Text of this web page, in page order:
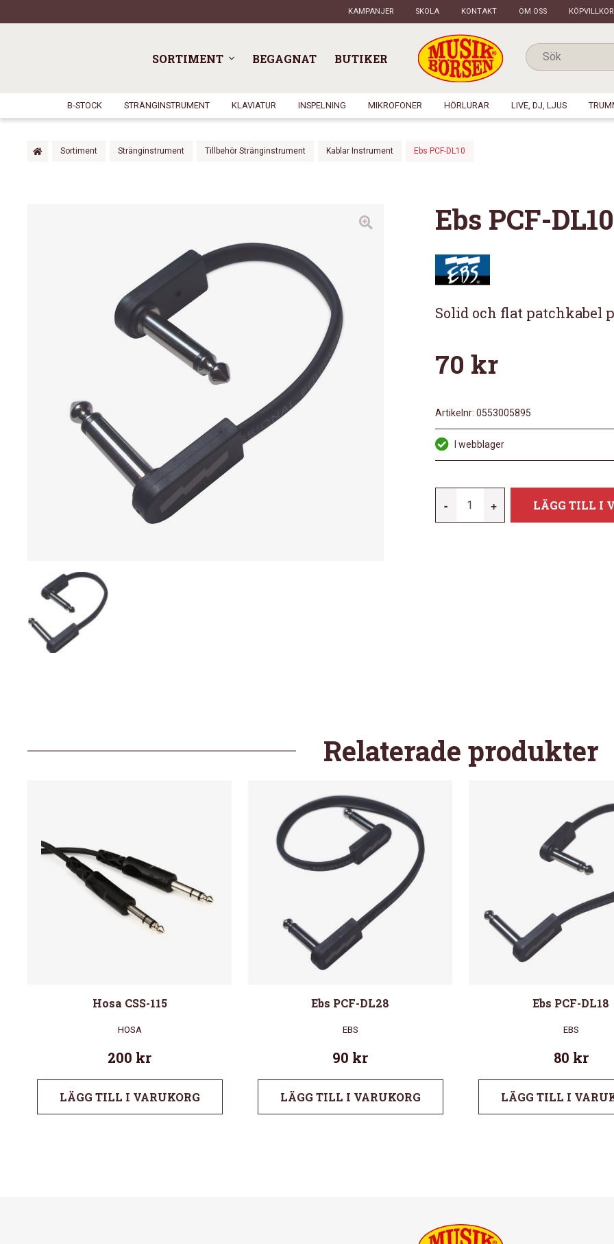
KAMPANJER SKOLA KONTAKT OM OSS
SORTIMENT BEGAGNAT BUTIKER
B-STOCK STRÄNGINSTRUMENT KLAVIATUR INSPELNING MIKROFONER HÖRLURAR LIVE, DJ, LJUS
Sortiment Stränginstrument Tillbehör Stränginstrument Kablar Instrument Ebs PCF-DL10
Ebs PCF-DL10
Solid och flat patchkabel
70 kr
Artikelnr: 0553005895
I webblager
-
PCF-
+ LÄGG TILL I
Relaterade produkter
Hosa CSS-115
HOSA
200 kr
LÄGG TILL I VARUKORG
Ebs PCF-DL28
EBS
90 kr
LÄGG TILL I VARUKORG
Ebs PCF-DL18
EBS
80 kr
LÄGG TILL I